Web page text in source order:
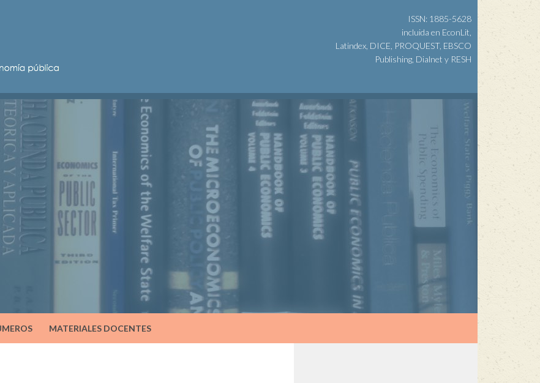
ISSN: 1885-5628
incluida en EconLit,
Latindex, DICE, PROQUEST, EBSCO
Publishing, Dialnet y RESH
MATERIALES DOCENTES